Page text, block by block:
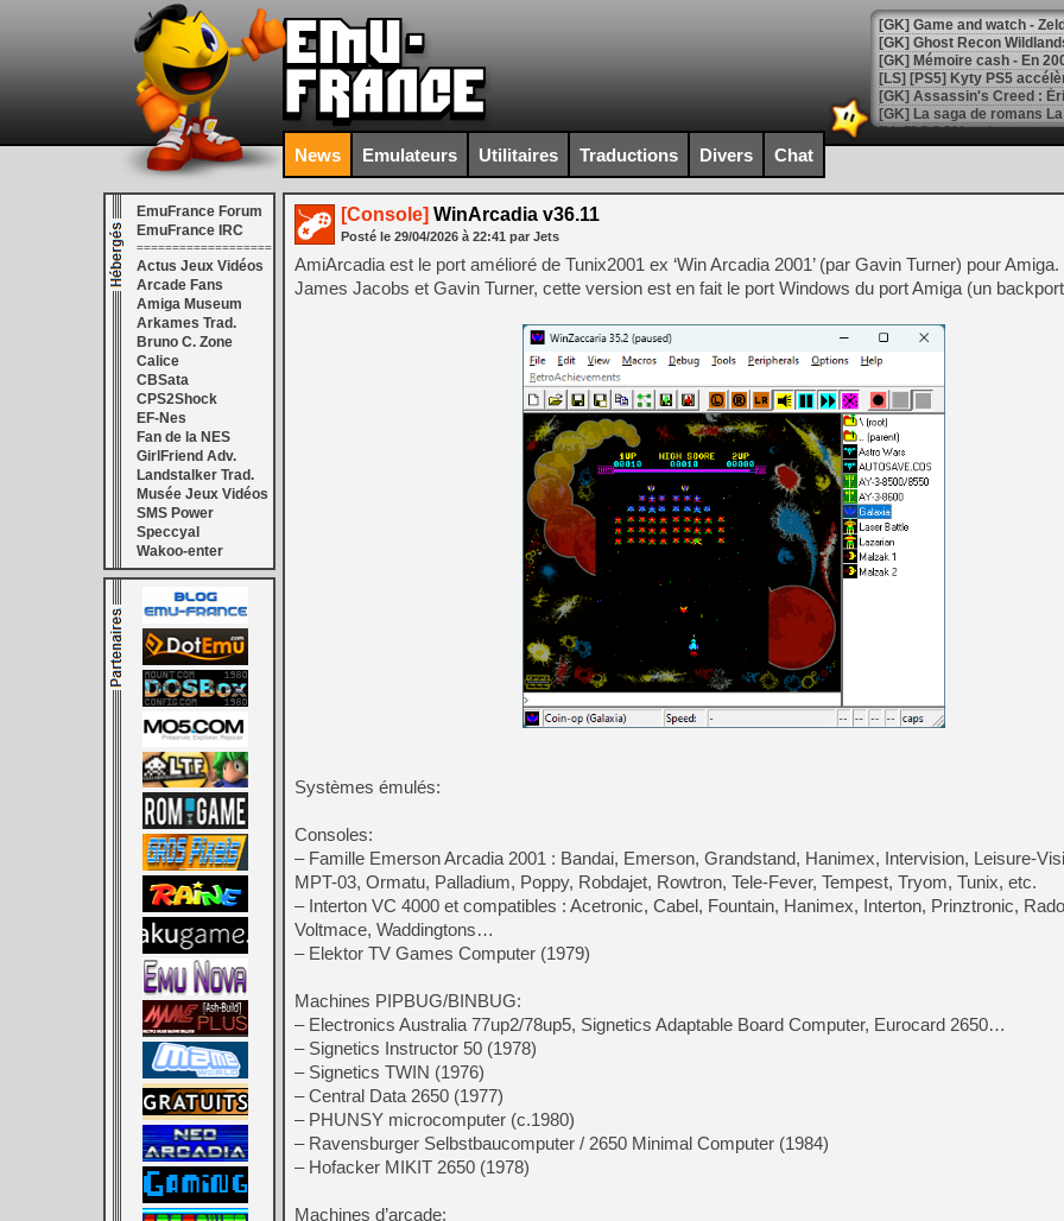
[Mo5] DOOM arrive en
[GK] Bethesda fête les 30
[GK] Roblox : l'action en
[GK] Agenda - GeForce
[GK] Devolver Digital en a
[LS] [PS5] ps5-y2jb-
[GK] Pourquoi Marvel
[GK] Test : Restory : Chill
[GK] GTA 6 : Rockstar
[GK] Hot Wheels Infinite
[GK] Mémoire cash -
[GK] Résultats Nintendo :
[GK] Déjà des
[Mo5] Brickboy cherche à
[GK] Minecraft et ses «
[GK] Beast of
[GK] Ubisoft : fin de partie
[GK] Mémoire cash -
[GK] Dan Houser (GTA)
[GK] Comment EA Sports
[GK] Crimson Moon : un
[GK] Moonlighter 2 : The
[GK] Capcom relance
[Mo5] Deux inédits du
[GK] Le beat'em up The
[GK] Endless Legend 2 :
[LS] [PS5] Premiers
News Emulateurs Utilitaires Traductions Divers Chat
EmuFrance Forum
EmuFrance IRC
===================
Actus Jeux Vidéos
Arcade Fans
Amiga Museum
Arkames Trad.
Bruno C. Zone
Calice
CBSata
CPS2Shock
EF-Nes
Fan de la NES
GirlFriend Adv.
Landstalker Trad.
Musée Jeux Vidéos
SMS Power
Speccyal
Wakoo-enter
[Console] WinArcadia v36.11
Posté le 29/04/2026 à 22:41 par Jets
AmiArcadia est le port amélioré de Tunix2001 ex ‘Win Arcadia 2001’ (par Gavin Turner) pour
James Jacobs et Gavin Turner, cette version est en fait le port Windows du port Amiga (un
Systèmes émulés:
Consoles:
– Famille Emerson Arcadia 2001 : Bandai, Emerson, Grandstand, Hanimex, Intervision, Leisure-
MPT-03, Ormatu, Palladium, Poppy, Robdajet, Rowtron, Tele-Fever, Tempest, Tryom, Tunix, etc.
– Interton VC 4000 et compatibles : Acetronic, Cabel, Fountain, Hanimex, Interton, Prinztronic,
Voltmace, Waddingtons…
– Elektor TV Games Computer (1979)
Machines PIPBUG/BINBUG:
– Electronics Australia 77up2/78up5, Signetics Adaptable Board Computer, Eurocard 2650…
– Signetics Instructor 50 (1978)
– Signetics TWIN (1976)
– Central Data 2650 (1977)
– PHUNSY microcomputer (c.1980)
– Ravensburger Selbstbaucomputer / 2650 Minimal Computer (1984)
– Hofacker MIKIT 2650 (1978)
Machines d’arcade: